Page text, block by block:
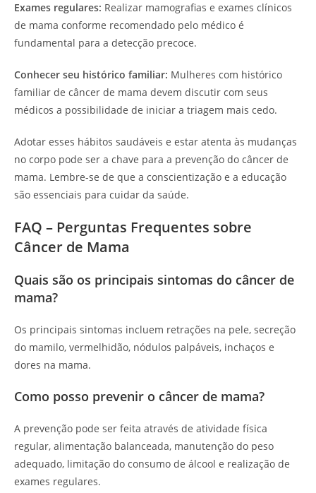
Exames regulares: Realizar mamografias e exames clínicos
de mama conforme recomendado pelo médico é
fundamental para a detecção precoce.
Conhecer seu histórico familiar: Mulheres com histórico
familiar de câncer de mama devem discutir com seus
médicos a possibilidade de iniciar a triagem mais cedo.
Adotar esses hábitos saudáveis e estar atenta às mudanças
no corpo pode ser a chave para a prevenção do câncer de
mama. Lembre-se de que a conscientização e a educação
são essenciais para cuidar da saúde.
FAQ – Perguntas Frequentes sobre
Câncer de Mama
Quais são os principais sintomas do câncer de
mama?
Os principais sintomas incluem retrações na pele, secreção
do mamilo, vermelhidão, nódulos palpáveis, inchaços e
dores na mama.
Como posso prevenir o câncer de mama?
A prevenção pode ser feita através de atividade física
regular, alimentação balanceada, manutenção do peso
adequado, limitação do consumo de álcool e realização de
exames regulares.